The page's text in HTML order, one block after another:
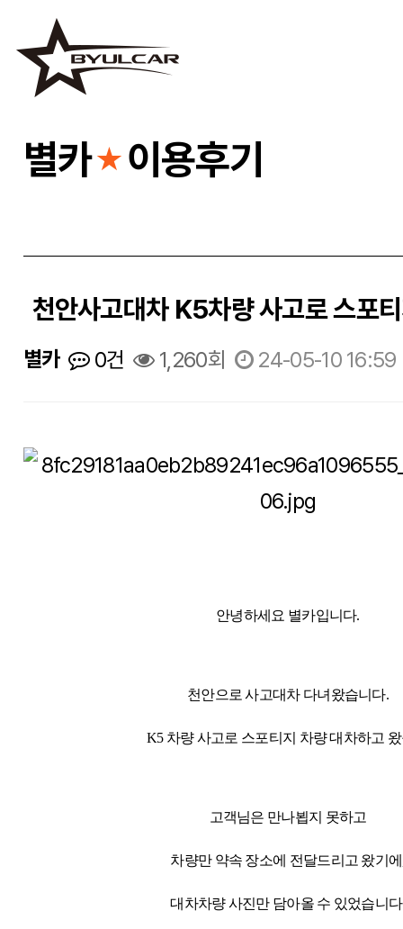
별카★ 이용후기
천안사고대차 K5차량 사고로 스포
별카 0건 1,260회 24-05-10 16:59
안녕하세요 별카입니다.
천안으로 사고대차 다녀왔습니다.
K5 차량 사고로 스포티지 차량 대차하고
고객님은 만나뵙지 못하고
차량만 약속 장소에 전달드리고 왔기
대차차량 사진만 담아올 수 있었습니